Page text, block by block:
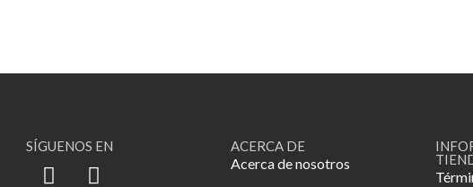
SÍGUENOS EN ACERCA DE
Acerca de nosotros